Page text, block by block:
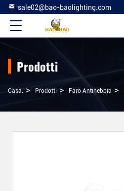
sale02@bao-baolighting.com
Prodotti
Casa. > Prodotti > Faro Antinebbia >